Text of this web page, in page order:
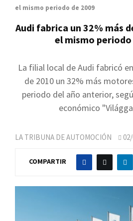
el mismo periodo de 2009
Audi fabrica un 32% más
el mismo periodo
La filial local de Audi fabricó
de 2010 un 32% más
periodo del año anterior,
económico
LA TRIBUNA DE AUTOMOCIÓN
COMPARTIR